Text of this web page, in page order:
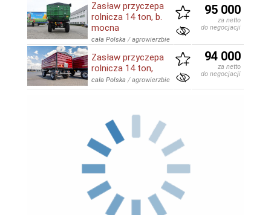
Zasław przyczepa
rolnicza 14 ton, b.
mocna
cała Polska /agrowierzbie
95 000
za netto
do negocjacji
Zasław przyczepa
rolnicza 14 ton,
cała Polska /agrowierzbie
94 000
za netto
do negocjacji